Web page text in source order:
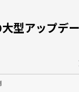
型アップデ